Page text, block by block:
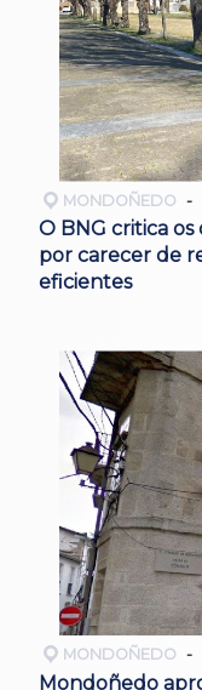
MONDOÑEDO
O BNG critica
por carecer de
eficientes
MONDOÑEDO
Mondoñedo